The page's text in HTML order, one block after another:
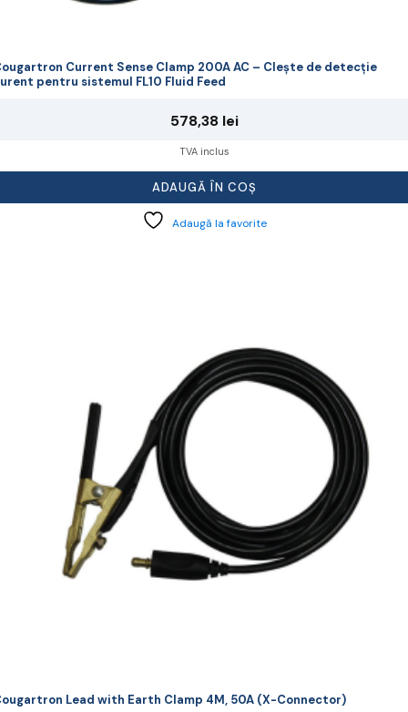
Current Sense Clamp 200A AC – Clește de detecție
pentru sistemul FL10 Fluid Feed
578,38 lei
TVA inclus
ADAUGĂ ÎN COȘ
Adaugă la favorite
Lead with Earth Clamp 4M, 50A (X-Connector)